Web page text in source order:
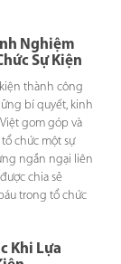
Nghiệm
Sự Kiện
thành công
bí quyết, kinh
gom góp và
chức một sự
ngần ngại liên
chia sẻ
trong tổ chức
Khi Lựa